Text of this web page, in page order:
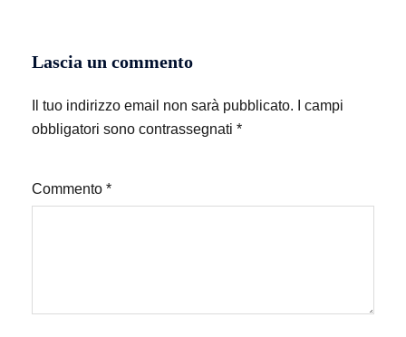
Lascia un commento
Il tuo indirizzo email non sarà pubblicato.
I campi
obbligatori sono contrassegnati *
Commento *